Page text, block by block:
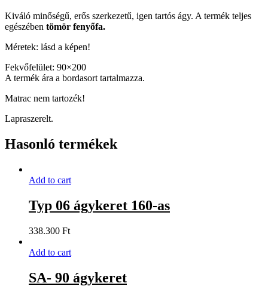
Kiváló minőségű, erős szerkezetű, igen tartós ágy. A termék teljes
egészében tömör fenyőfa.
Méretek: lásd a képen!
Fekvőfelület: 90×200
A termék ára a bordasort tartalmazza.
Matrac nem tartozék!
Lapraszerelt.
Hasonló termékek
Add to cart
Typ 06 ágykeret 160-as
338.300 Ft
Add to cart
SA- 90 ágykeret